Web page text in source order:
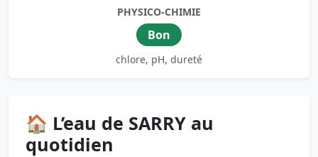
PHYSICO-CHIMIE
Bon
chlore, pH, dureté
🏠 L’eau de SARRY au
quotidien